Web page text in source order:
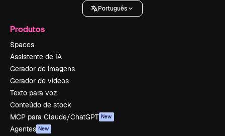
Português
Produtos
Spaces
Assistente de IA
Gerador de imagens
Gerador de vídeos
Texto para voz
Conteúdo de stock
MCP para Claude/ChatGPT New
Agentes New